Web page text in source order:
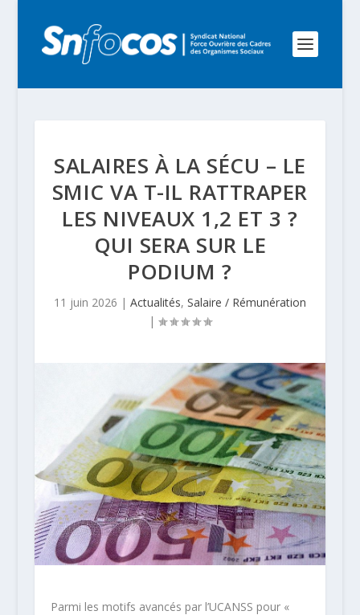
SALAIRES À LA SÉCU – LE
SMIC VA T-IL RATTRAPER
LES NIVEAUX 1,2 ET 3 ?
QUI SERA SUR LE
PODIUM ?
11 juin 2026 | Actualités, Salaire / Rémunération
|
Parmi les motifs avancés par l’UCANSS pour «